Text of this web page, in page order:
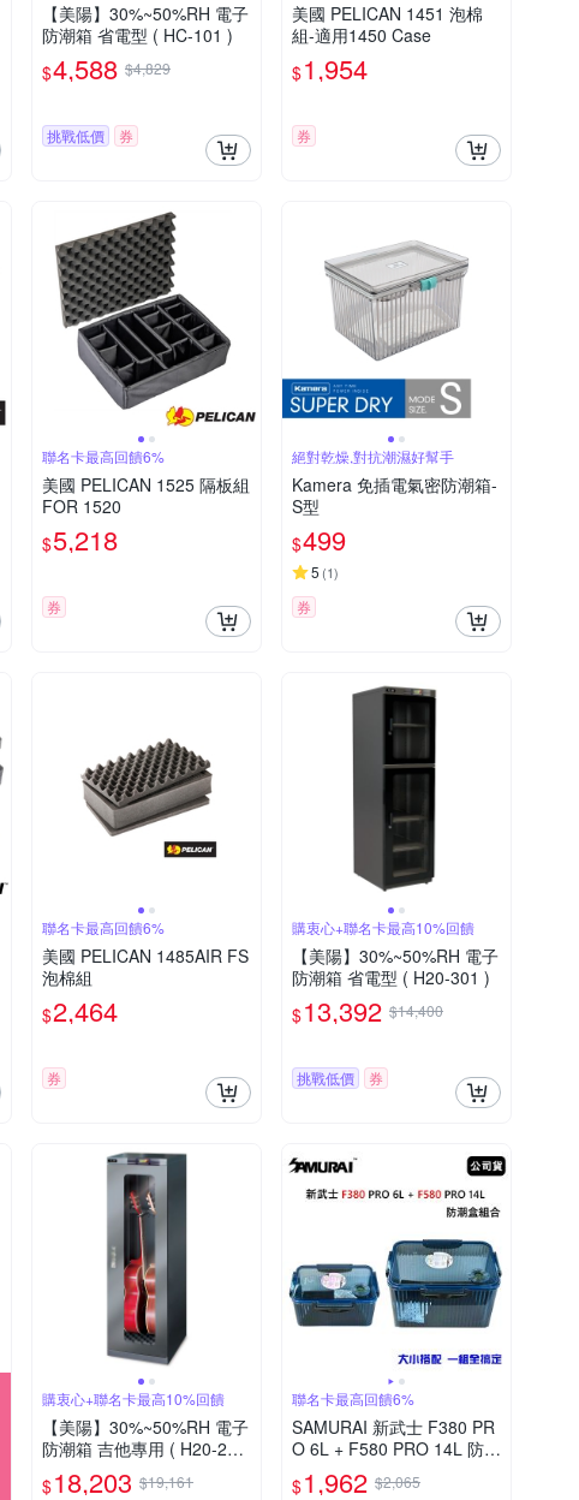
【美陽】30%~50%RH 電子
防潮箱 省電型 ( HC-101 )
$4,588 $4,829
挑戰低價 券
美國 PELICAN 1451 泡棉
組-適用1450 Case
$1,954
券
聯名卡最高回饋6%
美國 PELICAN 1525 隔板組
FOR 1520
$5,218
券
絕對乾燥,對抗潮濕好幫手
Kamera 免插電氣密防潮箱-
S型
$499
5 (1)
券
聯名卡最高回饋6%
美國 PELICAN 1485AIR FS
泡棉組
$2,464
券
購衷心+聯名卡最高10%回饋
【美陽】30%~50%RH 電子
防潮箱 省電型 ( H20-301 )
$13,392 $14,400
挑戰低價 券
購衷心+聯名卡最高10%回饋
【美陽】30%~50%RH 電子
防潮箱 吉他專用 ( H20-254
M )
$18,203 $19,161
聯名卡最高回饋6%
SAMURAI 新武士 F380 PR
O 6L + F580 PRO 14L 防潮
盒組合 (公司貨)
$1,962 $2,065